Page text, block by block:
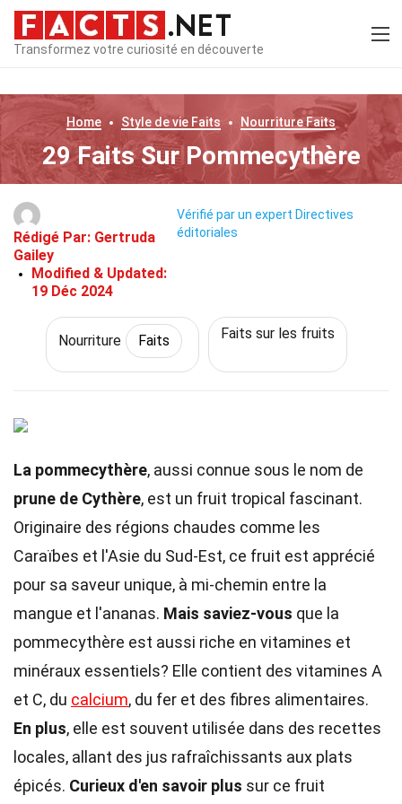
Transformez votre curiosité en découverte
Home Style de vie Faits NourritureFaits
29 Faits Sur Pommecythère
Rédigé Par: Gertruda
Gailey
Modified & Updated:
19 Déc 2024
Vérifié par un expert Directives
éditoriales
Nourriture Faits Faits sur les fruits
La pommecythère, aussi connue sous le nom de
prune de Cythère, est un fruit tropical fascinant.
Originaire des régions chaudes comme les
Caraïbes et l'Asie du Sud-Est, ce fruit est apprécié
pour sa saveur unique, à mi-chemin entre la
mangue et l'ananas. Mais saviez-vous que la
pommecythère est aussi riche en vitamines et
minéraux essentiels? Elle contient des vitamines A
et C, du calcium, du fer et des fibres alimentaires.
En plus, elle est souvent utilisée dans des recettes
locales, allant des jus rafraîchissants aux plats
épicés. Curieux d'en savoir plus sur ce fruit